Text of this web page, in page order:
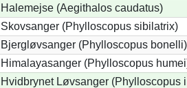
Halemejse (Aegithalos caudatus)
Skovsanger (Phylloscopus sibilatrix)
Bjergløvsanger (Phylloscopus bonelli)
Himalayasanger (Phylloscopus
Hvidbrynet Løvsanger (Phylloscopus